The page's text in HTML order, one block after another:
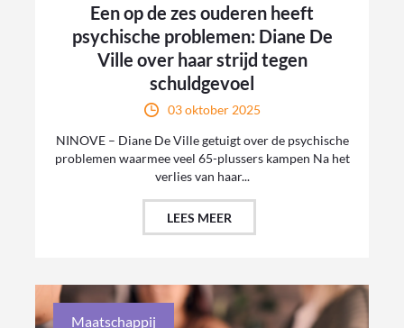
Een op de zes ouderen heeft
psychische problemen: Diane De
Ville over haar strijd tegen
schuldgevoel
03 oktober 2025
NINOVE – Diane De Ville getuigt over de psychische
problemen waarmee veel 65-plussers kampen Na het
verlies van haar...
LEES MEER
Maatschappij